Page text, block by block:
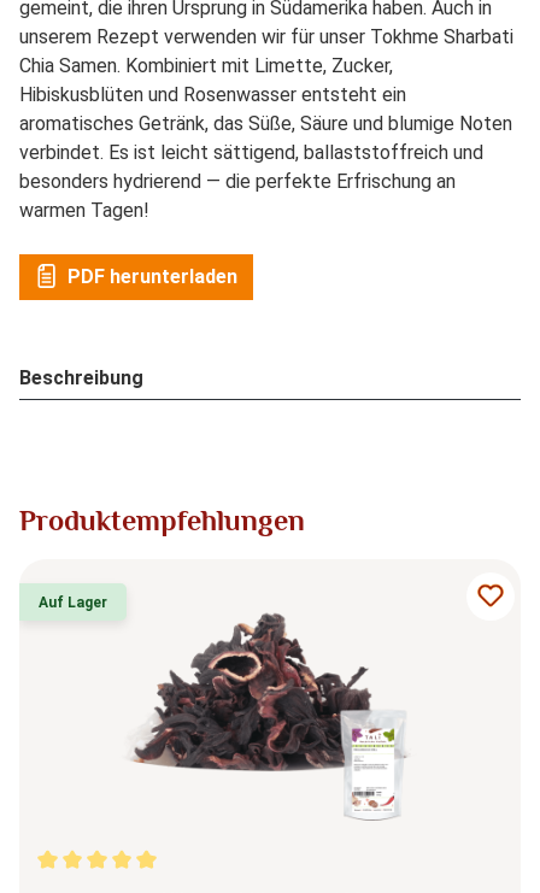
gemeint, die ihren Ursprung in Südamerika haben. Auch in
unserem Rezept verwenden wir für unser Tokhme Sharbati
Chia Samen. Kombiniert mit Limette, Zucker,
Hibiskusblüten und Rosenwasser entsteht ein
aromatisches Getränk, das Süße, Säure und blumige Noten
verbindet. Es ist leicht sättigend, ballaststoffreich und
besonders hydrierend — die perfekte Erfrischung an
warmen Tagen!
PDF herunterladen
Beschreibung
Produktempfehlungen
Auf Lager